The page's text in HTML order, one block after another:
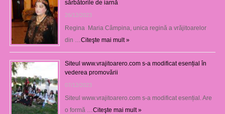
sărbătorile de iarnă
26/12/2023
Regina Maria Câmpina, unica regină a vrăjitoarelor
din … Citeşte mai mult »
Siteul www.vrajitoarero.com s-a modificat esențial în
vederea promovării
07/12/2023
Siteul www.vrajitoarero.com s-a modificat esențial. Are
o formă … Citeşte mai mult »